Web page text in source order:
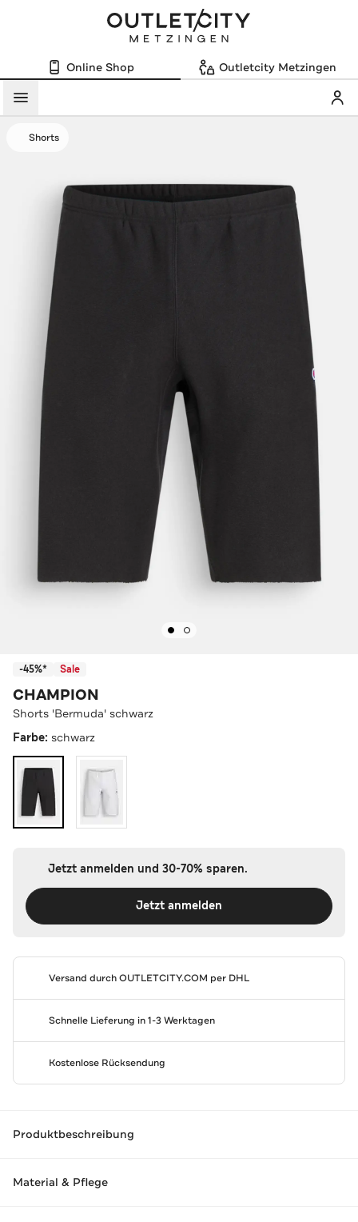
Online Shop Outletcity Metzingen
Menü
Shorts
-45%* Sale
CHAMPION
Shorts 'Bermuda' schwarz
Farbe: schwarz
Jetzt anmelden und 30-70% sparen.
Jetzt anmelden
Versand durchOUTLETCITY.COM per DHL
Schnelle Lieferung in 1-3 Werktagen
Kostenlose Rücksendung
Produktbeschreibung
Material & Pflege